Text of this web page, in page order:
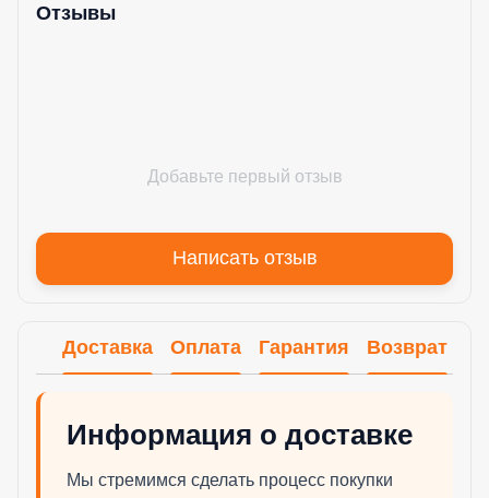
Отзывы
Добавьте первый отзыв
Написать отзыв
Доставка Оплата Гарантия Возврат
Информация о доставке
Мы стремимся сделать процесс покупки